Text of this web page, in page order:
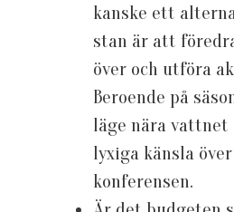
kanske ett
stan är att
över och utföra
Beroende på
läge nära vattnet
lyxiga känsla
konferensen.